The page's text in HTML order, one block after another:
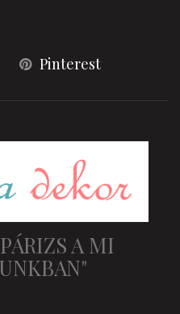
Pinterest
A MI